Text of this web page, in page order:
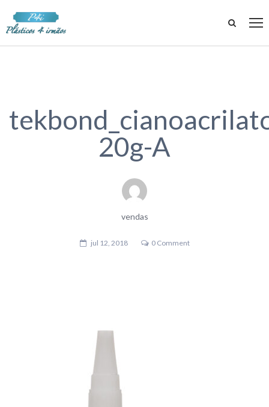
20g-A
vendas
jul 12, 2018 0 Comment